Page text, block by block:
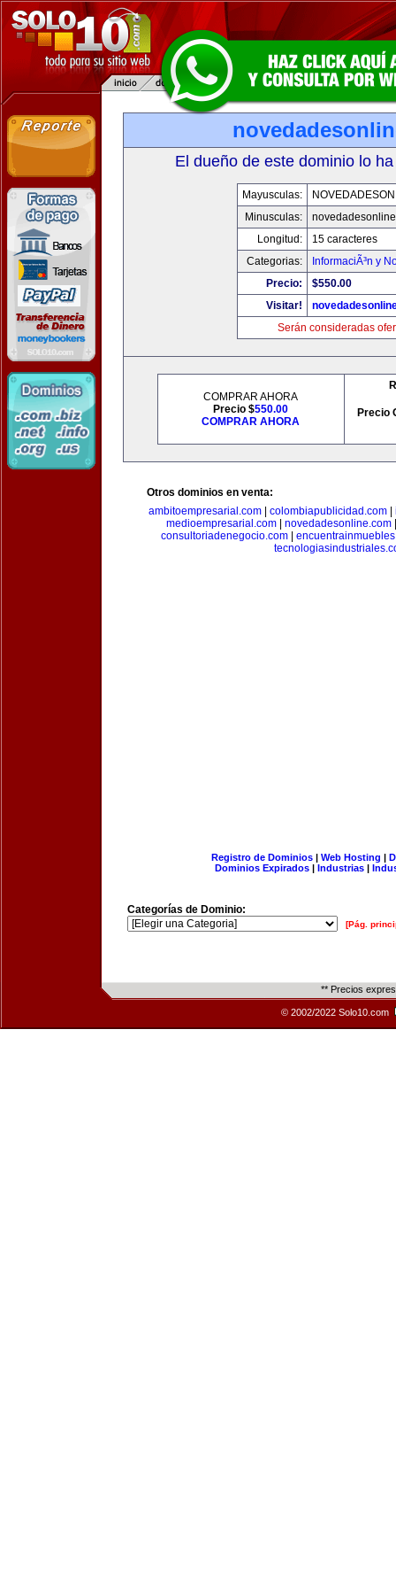
El dueño de este dominio lo
Mayusculas:
Minusculas:
Longitud:
15 caracteres
Categorias:
InformaciÃ³n y
Precio:
$550.00
Visitar!
Serán consideradas
COMPRAR AHORA
Precio $550.00
COMPRAR AHORA
Precio
Otros dominios en venta:
ambitoempresarial.com| colombiapublicidad.com|
medioempresarial.com| novedadesonline.com
consultoriadenegocio.com|
Registro de Dominios| Web Hosting |
Dominios Expirados | Industrias |
Categorías de Dominio:
[Pág.
** Precios
© 2002/2022 Solo10.com